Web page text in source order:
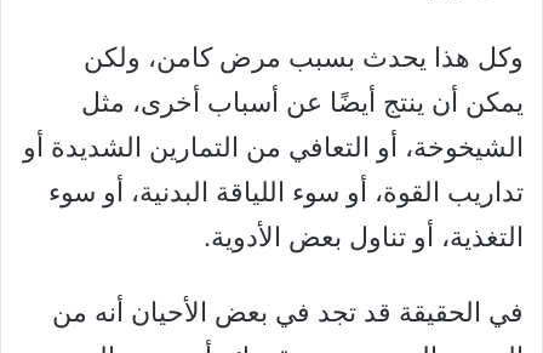
وكل هذا يحدث بسبب مرض كامن، ولكن
يمكن أن ينتج أيضًا عن أسباب أخرى، مثل
الشيخوخة، أو التعافي من التمارين الشديدة أو
تداريب القوة، أو سوء اللياقة البدنية، أو سوء
التغذية، أو تناول بعض الأدوية.
في الحقيقة قد تجد في بعض الأحيان أنه من